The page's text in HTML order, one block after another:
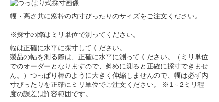
幅・高さ共に窓枠の内寸ぴったりのサイズをご注文ください。
※採寸の際はミリ単位で測ってください。
幅は正確に水平に採寸してください。
製品の幅を測る際は、正確に水平に測ってください。（ミリ単位
でのオーダーとなりますので、斜めに測ると正確に採寸できませ
ん。）つっぱり棒のように大きく伸縮しませんので、幅は必ず内
寸ぴったりを正確にミリ単位でご注文ください。 ※1～2ミリ程
度の誤差は許容範囲です。